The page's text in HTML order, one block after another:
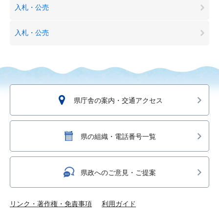
入札・公売
入札・公売
県庁舎の案内・交通アクセス
県の組織・電話番号一覧
県政へのご意見・ご提案
リンク・著作権・免責事項 利用ガイド